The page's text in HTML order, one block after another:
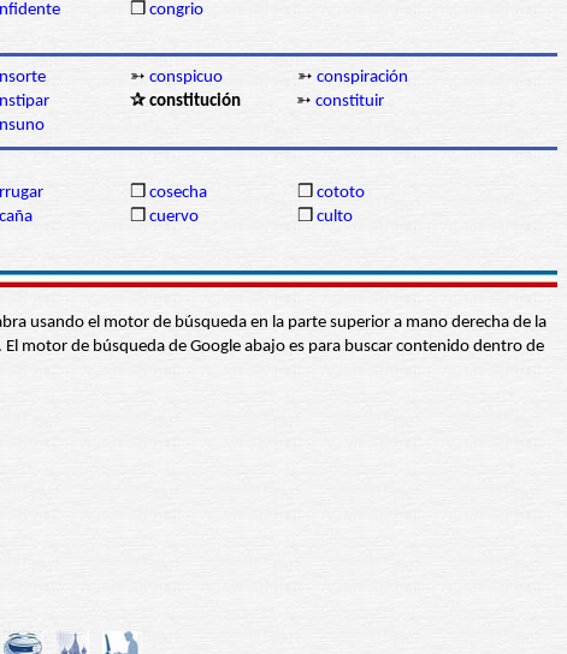
❒ congrio
➳ conspicuo ➳ conspiración
✰ constitución ➳ constituir
❒ cosecha ❒ cototo
❒ cuervo ❒ culto
usando el motor de búsqueda en la parte superior a mano derecha de la
motor de búsqueda de Google abajo es para buscar contenido dentro de